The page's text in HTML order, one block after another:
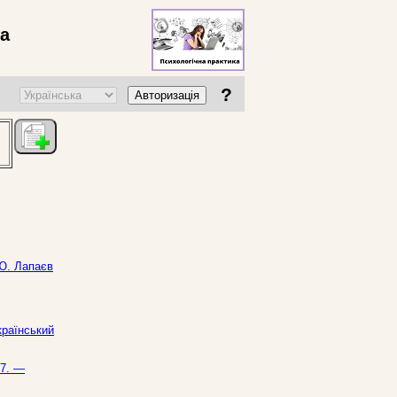
Авторизація ?
Лапаєв
—